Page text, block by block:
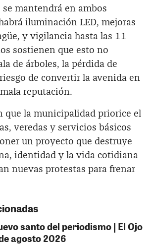
mantendrá en ambos
iluminación LED, mejoras
y vigilancia hasta las 11
sostienen que esto no
de árboles, la pérdida de
de convertir la avenida en
reputación.
que la municipalidad priorice el
veredas y servicios básicos
un proyecto que destruye
identidad y la vida cotidiana
nuevas protestas para frenar
santo del periodismo | El Ojo
agosto 2026